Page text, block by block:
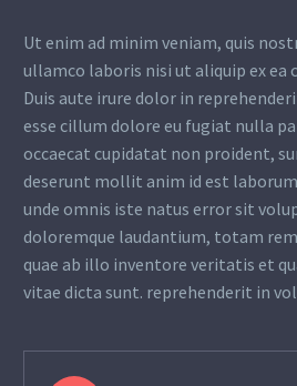
Ut enim ad minim veniam, quis
ullamco laboris nisi ut aliquip ex ea
Duis aute irure dolor in
esse cillum dolore eu fugiat nulla
occaecat cupidatat non proident,
deserunt mollit anim id est
unde omnis iste natus error sit
doloremque laudantium, totam
quae ab illo inventore veritatis et
vitae dicta sunt. reprehenderit in